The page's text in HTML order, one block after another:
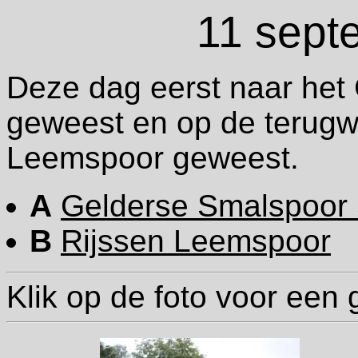
11
Deze dag eerst naar
geweest en op de
Leemspoor geweest.
A Gelderse Smalspoor
B Rijssen Leemspoor
Klik op de foto voor een